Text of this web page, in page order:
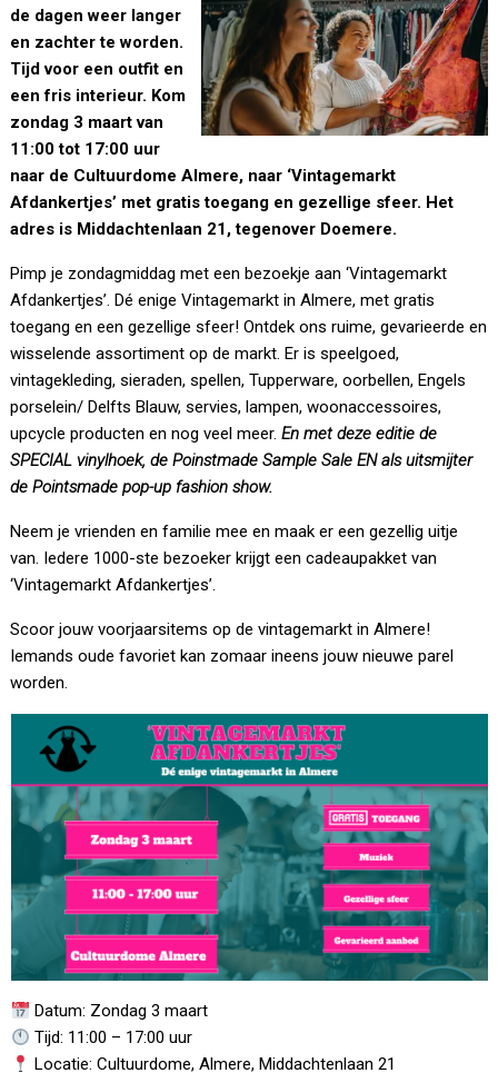
de dagen weer langer
en zachter te worden.
Tijd voor een outfit en
een fris interieur. Kom
zondag 3 maart van
11:00 tot 17:00 uur
naar de Cultuurdome Almere, naar ‘Vintagemarkt
Afdankertjes’ met gratis toegang en gezellige sfeer. Het
adres is Middachtenlaan 21, tegenover Doemere.
Pimp je zondagmiddag met een bezoekje aan ‘Vintagemarkt
Afdankertjes’. Dé enige Vintagemarkt in Almere, met gratis
toegang en een gezellige sfeer! Ontdek ons ruime, gevarieerde en
wisselende assortiment op de markt. Er is speelgoed,
vintagekleding, sieraden, spellen, Tupperware, oorbellen, Engels
porselein/ Delfts Blauw, servies, lampen, woonaccessoires,
upcycle producten en nog veel meer.En met deze editie de
SPECIAL vinylhoek, de Poinstmade Sample Sale EN als uitsmijter
de Pointsmade pop-up fashion show.
Neem je vrienden en familie mee en maak er een gezellig uitje
van. Iedere 1000-ste bezoeker krijgt een cadeaupakket van
‘Vintagemarkt Afdankertjes’.
Scoor jouw voorjaarsitems op de vintagemarkt in Almere!
Iemands oude favoriet kan zomaar ineens jouw nieuwe parel
worden.
Datum: Zondag 3 maart
Tijd: 11:00 – 17:00 uur
Locatie: Cultuurdome, Almere, Middachtenlaan 21